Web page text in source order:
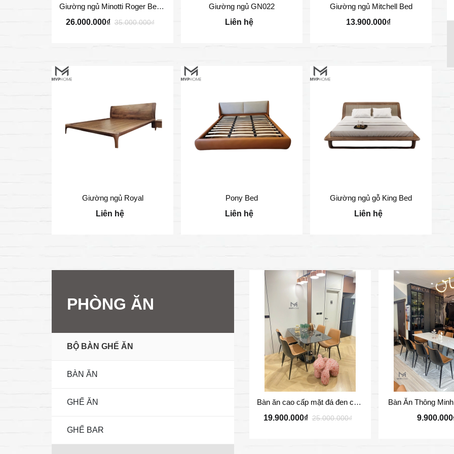
Giường ngủ Minotti Roger Bed GN023
26.000.000₫35.000.000₫
Giường ngủ GN022
Liên hệ
Giường ngủ Mitchell Bed
13.900.000₫
Giường ngủ Royal
Liên hệ
Pony Bed
Liên hệ
Giường ngủ gỗ King Bed
Liên hệ
PHÒNG ĂN
BỘ BÀN GHẾ ĂN
BÀN ĂN
GHẾ ĂN
GHẾ BAR
Bàn ăn cao cấp mặt đá đen chân inox xoắn
19.900.000₫25.000.000₫
Bàn Ăn Thông